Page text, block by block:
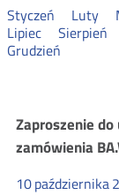
Styczeń
Luty
Lipiec
Sierpień
Grudzień
wartości
Zaproszenie
zamówienia
10października